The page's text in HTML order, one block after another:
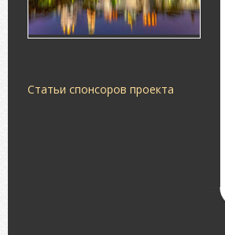
Статьи спонсоров проекта